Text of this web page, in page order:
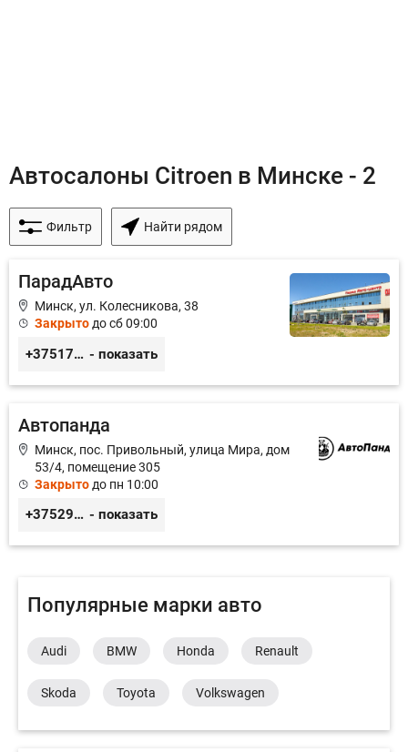
Автосалоны Citroen в Минске - 2
Фильтр Найти рядом
ПарадАвто
Минск, ул. Колесникова, 38
Закрыто до сб 09:00
+375173884040 - показать
Автопанда
Минск, пос. Привольный, улица Мира, дом
53/4, помещение 305
Закрыто до пн 10:00
+375296605852 - показать
Популярные марки авто
Audi BMW Honda Renault
Skoda Toyota Volkswagen